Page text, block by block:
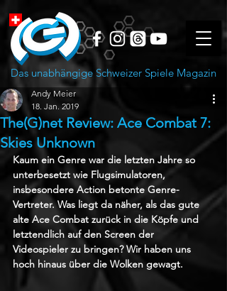
Das unabhängige Schweizer Spiele Magazin
The(G)net Review: Ace Combat 7:
Skies Unknown
Andy Meier
18. Jan. 2019
Kaum ein Genre war die letzten Jahre so
unterbesetzt wie Flugsimulatoren,
insbesondere Action betonte Genre-
Vertreter. Was liegt da näher, als das gute
alte Ace Combat zurück in die Köpfe und
letztendlich auf den Screen der
Videospieler zu bringen? Wir haben uns
hoch hinaus über die Wolken gewagt.